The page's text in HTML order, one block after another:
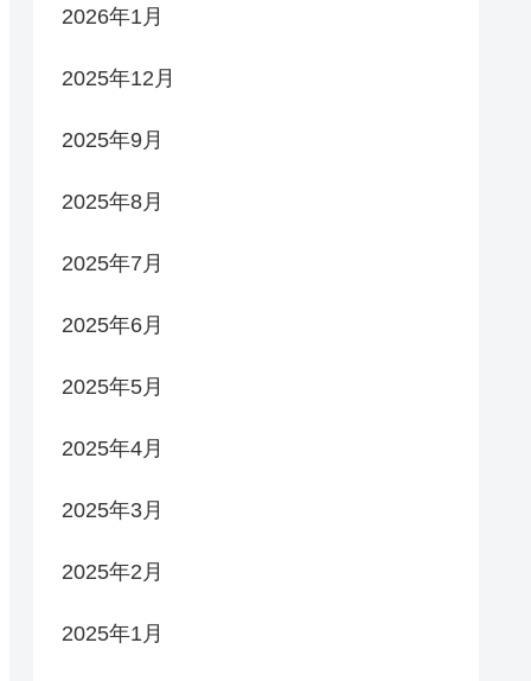
2026年1月
2025年12月
2025年9月
2025年8月
2025年7月
2025年6月
2025年5月
2025年4月
2025年3月
2025年2月
2025年1月